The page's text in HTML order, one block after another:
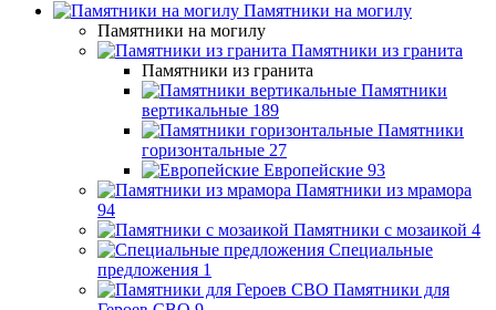
Памятники на могилу
Памятники на могилу
Памятники из гранита
Памятники из гранита
Памятники
вертикальные 189
Памятники
горизонтальные 27
Европейские 93
Памятники из мрамора
94
Памятники с мозаикой 4
Специальные
предложения 1
Памятники для